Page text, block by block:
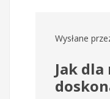
Wysłane
Jak